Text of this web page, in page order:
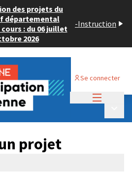
des projets du
départemental
: du 06 juillet
2026
-Instruction
Se connecter
2024
projet